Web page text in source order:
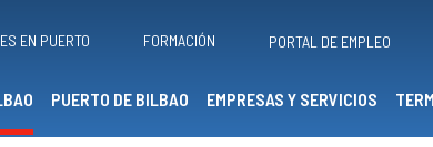
EN PUERTO FORMACIÓN PORTAL DE EMPLEO
PUERTO DE BILBAO EMPRESAS Y SERVICIOS